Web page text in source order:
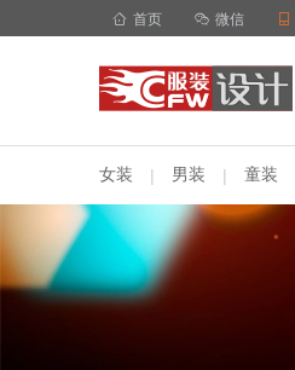
 首页  微信 
女装 | 男装 | 童装